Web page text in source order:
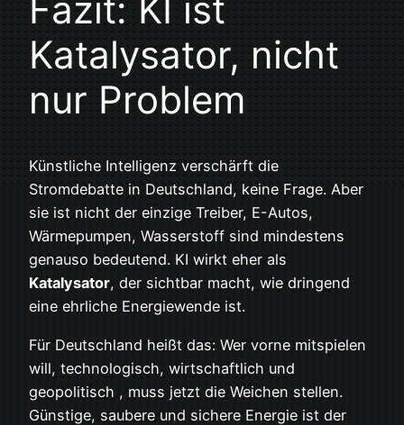
Fazit: KI ist
Katalysator, nicht
nur Problem
Künstliche Intelligenz verschärft die
Stromdebatte in Deutschland, keine Frage. Aber
sie ist nicht der einzige Treiber, E-Autos,
Wärmepumpen, Wasserstoff sind mindestens
genauso bedeutend. KI wirkt eher als
Katalysator, der sichtbar macht, wie dringend
eine ehrliche Energiewende ist.
Für Deutschland heißt das: Wer vorne mitspielen
will, technologisch, wirtschaftlich und
geopolitisch , muss jetzt die Weichen stellen.
Günstige, saubere und sichere Energie ist der